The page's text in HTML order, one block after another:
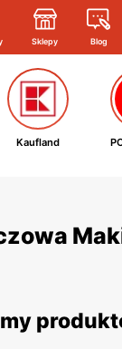
Sklepy Blog
Kaufland